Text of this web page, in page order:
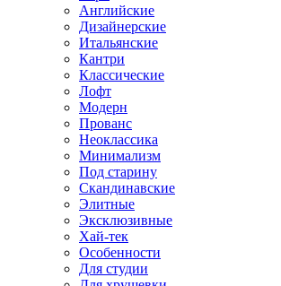
Английские
Дизайнерские
Итальянские
Кантри
Классические
Лофт
Модерн
Прованс
Неоклассика
Минимализм
Под старину
Скандинавские
Элитные
Эксклюзивные
Хай-тек
Особенности
Для студии